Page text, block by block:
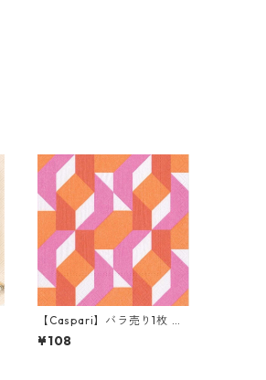
【Caspari】バラ売り1枚 ラ
ンチサイズ ペーパーナプキ
ン COLOR THEORY ピンク
¥108